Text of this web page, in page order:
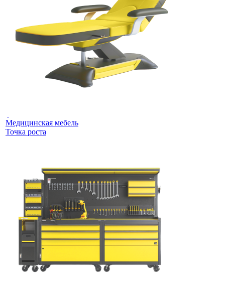
Медицинская мебель
Точка роста